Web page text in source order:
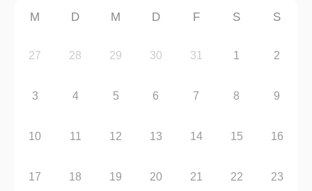
M D M D F S S
27 28 29 30 31 1 2
3 4 5 6 7 8 9
10 11 12 13 14 15 16
17 18 19 20 21 22 23